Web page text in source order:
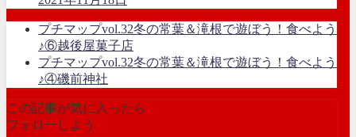
プチマップvol.32冬の常葉＆滝根で遊ぼう！食べよう
♪⑥越後屋菓子店
プチマップvol.32冬の常葉＆滝根で遊ぼう！食べよう
♪④磯前神社
この記事が気に入ったら
フォローしよう